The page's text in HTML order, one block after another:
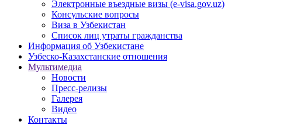
Электронные въездные визы (e-visa.gov.uz)
Консульские вопросы
Виза в Узбекистан
Список лиц утраты гражданства
Информация об Узбекистане
Узбеско-Казахстанские отношения
Мультимедиа
Новости
Пресс-релизы
Галерея
Видео
Контакты